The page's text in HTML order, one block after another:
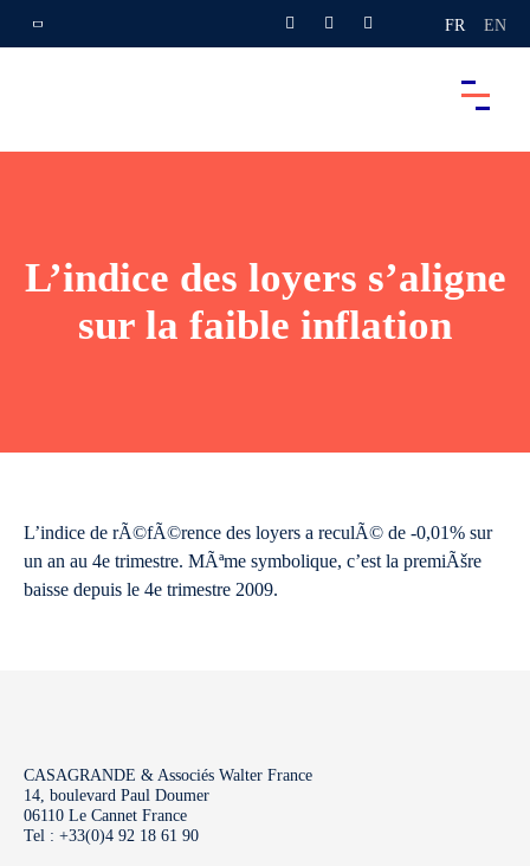
FR EN
L’indice des loyers s’aligne
sur la faible inflation
L’indice de rÃ©fÃ©rence des loyers a reculÃ© de -0,01% sur
un an au 4e trimestre. MÃªme symbolique, c’est la premiÃšre
baisse depuis le 4e trimestre 2009.
CASAGRANDE & Associés Walter France
14, boulevard Paul Doumer
06110 Le Cannet France
Tel : +33(0)4 92 18 61 90